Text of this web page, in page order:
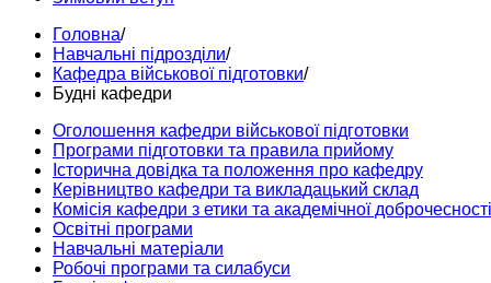
Головна/
Навчальні підрозділи/
Кафедра військової підготовки/
Будні кафедри
Оголошення кафедри військової підготовки
Програми підготовки та правила прийому
Історична довідка та положення про кафедру
Керівництво кафедри та викладацький склад
Комісія кафедри з етики та академічної доброчесності
Освітні програми
Навчальні матеріали
Робочі програми та силабуси